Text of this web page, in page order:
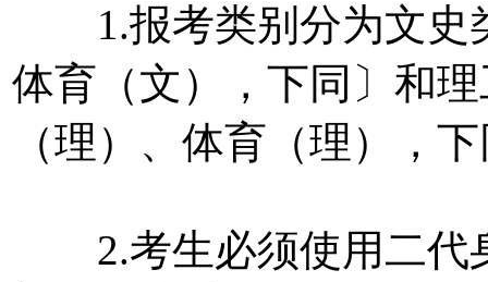
1.报考类别分为文史
体育（文），下同〕和
（理）、体育（理），
2.考生必须使用二代